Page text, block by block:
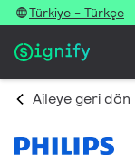
Türkiye - Türkçe
Aileye geri dön